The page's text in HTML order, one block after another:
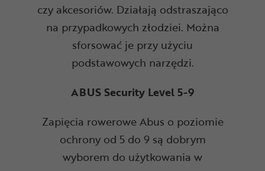
czy akcesoriów. Działają odstraszająco
na przypadkowych złodziei. Można
sforsować je przy użyciu
podstawowych narzędzi.
ABUS Security Level 5-9
Zapięcia rowerowe Abus o poziomie
ochrony od 5 do 9 są dobrym
wyborem do użytkowania w